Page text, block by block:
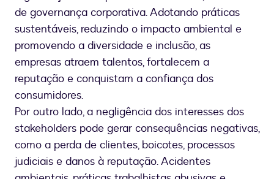
de governança corporativa. Adotando práticas
sustentáveis, reduzindo o impacto ambiental e
promovendo a diversidade e inclusão, as
empresas atraem talentos, fortalecem a
reputação e conquistam a confiança dos
consumidores.
Por outro lado, a negligência dos interesses dos
stakeholders pode gerar consequências negativas,
como a perda de clientes, boicotes, processos
judiciais e danos à reputação. Acidentes